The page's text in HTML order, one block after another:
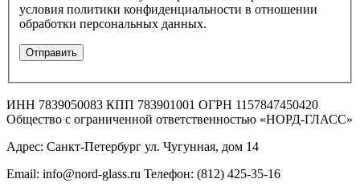
условия политики конфиденциальности в отношении
обработки персональных данных.
ИНН 7839050083 КПП 783901001 ОГРН 1157847450420
Общество с ограниченной ответственностью «НОРД-ГЛАСС»
Адрес: Санкт-Петербург ул. Чугунная, дом 14
Email: info@nord-glass.ru Телефон: (812) 425-35-16